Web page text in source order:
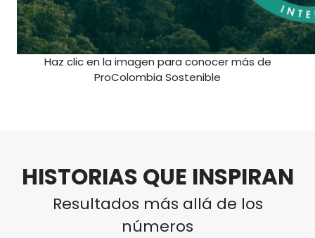
Haz clic en la imagen para conocer más de
ProColombia Sostenible
HISTORIAS QUE INSPIRAN
Resultados más allá de los
números